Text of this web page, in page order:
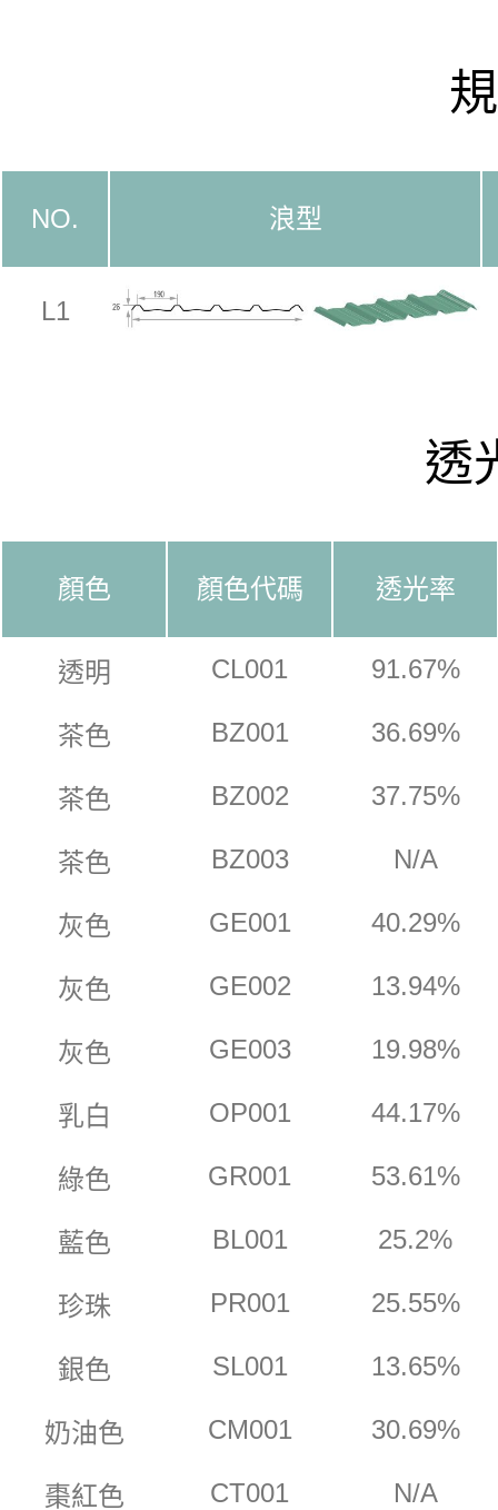
NO. 浪型
L1
透
顏色 顏色代碼 透光率
透明 CL001 91.67%
茶色 BZ001 36.69%
茶色 BZ002 37.75%
茶色 BZ003 N/A
灰色 GE001 40.29%
灰色 GE002 13.94%
灰色 GE003 19.98%
乳白 OP001 44.17%
綠色 GR001 53.61%
藍色 BL001 25.2%
珍珠 PR001 25.55%
銀色 SL001 13.65%
奶油色 CM001 30.69%
棗紅色 CT001 N/A